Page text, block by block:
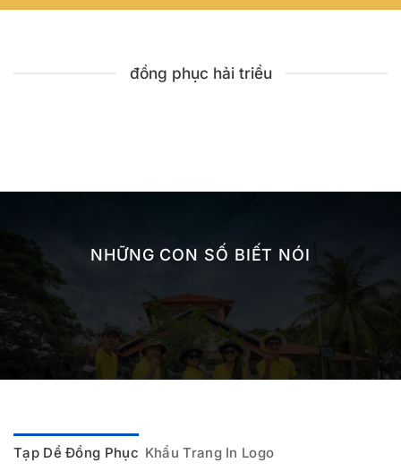
đồng phục hải triều
NHỮNG CON SỐ BIẾT NÓI
Tạp Dề Đồng Phục Khẩu Trang In Logo